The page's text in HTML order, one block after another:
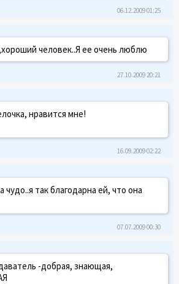
06.12.2009 01:25
человек..Я ее очень люблю
27.10.2009 20:21
нравится мне!
16.09.2009 02:22
так благодарна ей, что она
07.07.2009 00:30
-добрая, знающая,